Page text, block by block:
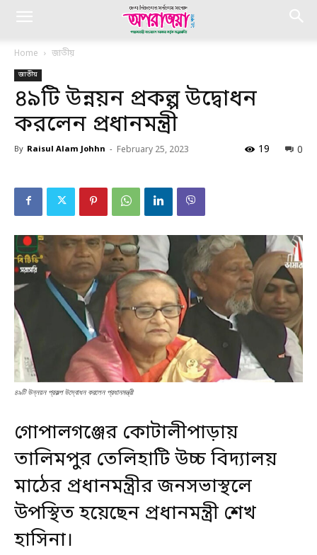
Home জাতীয়
জাতীয়
৪৯টি উন্নয়ন প্রকল্প উদ্বোধন
করলেন প্রধানমন্ত্রী
By Raisul Alam Johhn - February 25, 2023 0
19
৪৯টি উন্নয়ন প্রকল্প উদ্বোধন করলেন প্রধানমন্ত্রী
গোপালগঞ্জের কোটালীপাড়ায়
তালিমপুর তেলিহাটি উচ্চ বিদ্যালয়
মাঠের প্রধানমন্ত্রীর জনসভাস্থলে
উপস্থিত হয়েছেন প্রধানমন্ত্রী শেখ
হাসিনা।